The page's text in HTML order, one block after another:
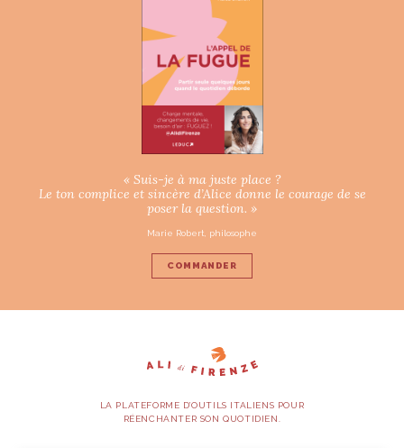
« Suis-je à ma juste place ?
Le ton complice et sincère d’Alice donne le courage de se
poser la question. »
Marie Robert, philosophe
COMMANDER
LA PLATEFORME D’OUTILS ITALIENS POUR
RÉENCHANTER SON QUOTIDIEN.